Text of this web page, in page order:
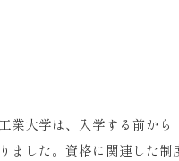
業大学は、入学する前か
ました。資格に関連した